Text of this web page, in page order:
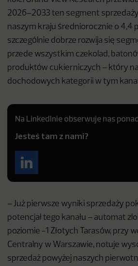
2026–2033 ten segment
naszym kraju średniorocznie o 4,4
szczególnie dobrze rozwija się
przede wszystkim czekolad,
produktów cukierniczych – który
dochodowych kategorii w tym
Na LinkedInie obserwuje nas
Jesteś tam z nami?
– Już pierwsze wyniki sprzedaży
potencjał tego kanału – automat
poziomie -1 Złotych Tarasów, przy
Centralny w Warszawie, notuje
sprzedaż powyżej naszych